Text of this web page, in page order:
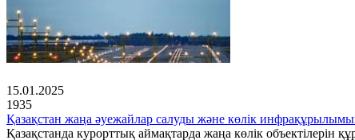
15.01.2025
1935
Қазақстан жаңа әуежайлар салуды және көлік
Қазақстанда курорттық аймақтарда жаңа көлік объектілерін